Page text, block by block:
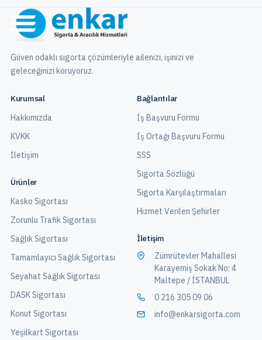
Güven odaklı sigorta çözümleriyle ailenizi, işinizi ve
geleceğinizi koruyoruz.
Kurumsal
Hakkımızda
KVKK
İletişim
Ürünler
Kasko Sigortası
Zorunlu Trafik Sigortası
Sağlık Sigortası
Tamamlayıcı Sağlık Sigortası
Seyahat Sağlık Sigortası
DASK Sigortası
Konut Sigortası
Yeşilkart Sigortası
Bağlantılar
İş Başvuru Formu
İş Ortağı Başvuru Formu
SSS
Sigorta Sözlüğü
Sigorta Karşılaştırmaları
Hizmet Verilen Şehirler
İletişim
Zümrütevler Mahallesi
Karayemiş Sokak No: 4
Maltepe / İSTANBUL
0 216 305 09 06
info@enkarsigorta.com